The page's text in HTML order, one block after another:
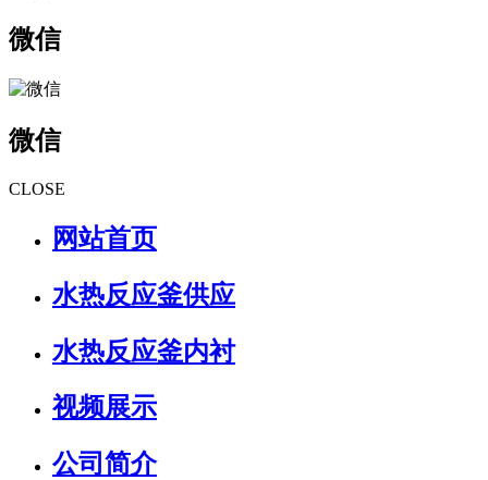
微信
微信
CLOSE
网站首页
水热反应釜供应
水热反应釜内衬
视频展示
公司简介